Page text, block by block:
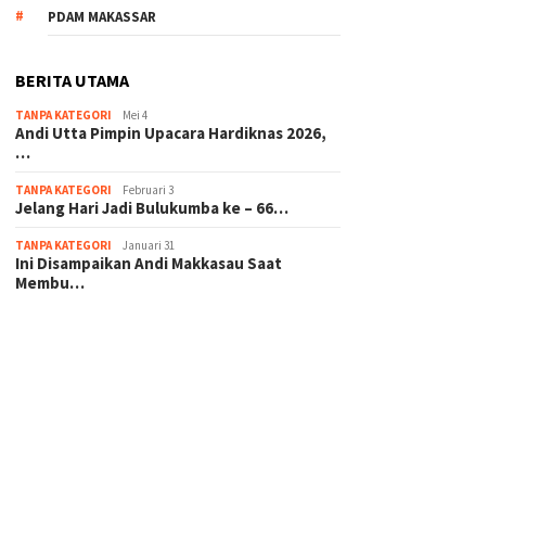
PDAM MAKASSAR
BERITA UTAMA
TANPA KATEGORI Mei 4
Andi Utta Pimpin Upacara Hardiknas 2026,
…
TANPA KATEGORI Februari 3
Jelang Hari Jadi Bulukumba ke – 66…
TANPA KATEGORI Januari 31
Ini Disampaikan Andi Makkasau Saat
Membu…